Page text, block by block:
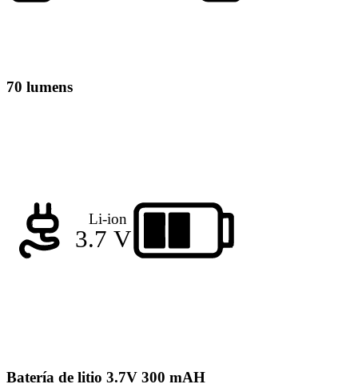
70 lumens
Li-ion
3.7 V
Batería de litio 3.7V 300 mAH